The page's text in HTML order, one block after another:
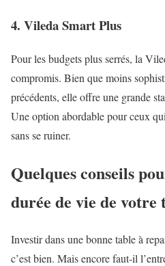
4. Vileda Smart Plus
Pour les budgets plus serrés, la
compromis. Bien que moins
précédents, elle offre une grande
Une option abordable pour ceux
sans se ruiner.
Quelques conseils
durée de vie de votre
Investir dans une bonne table à
c’est bien. Mais encore faut-il